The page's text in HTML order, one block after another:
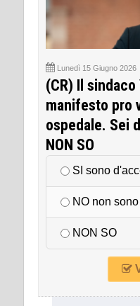
Lunedì 15 Giugno 2026
(CR) Il
manifesto pro
ospedale. Sei
NON SO
SI sono
NO non
NON SO